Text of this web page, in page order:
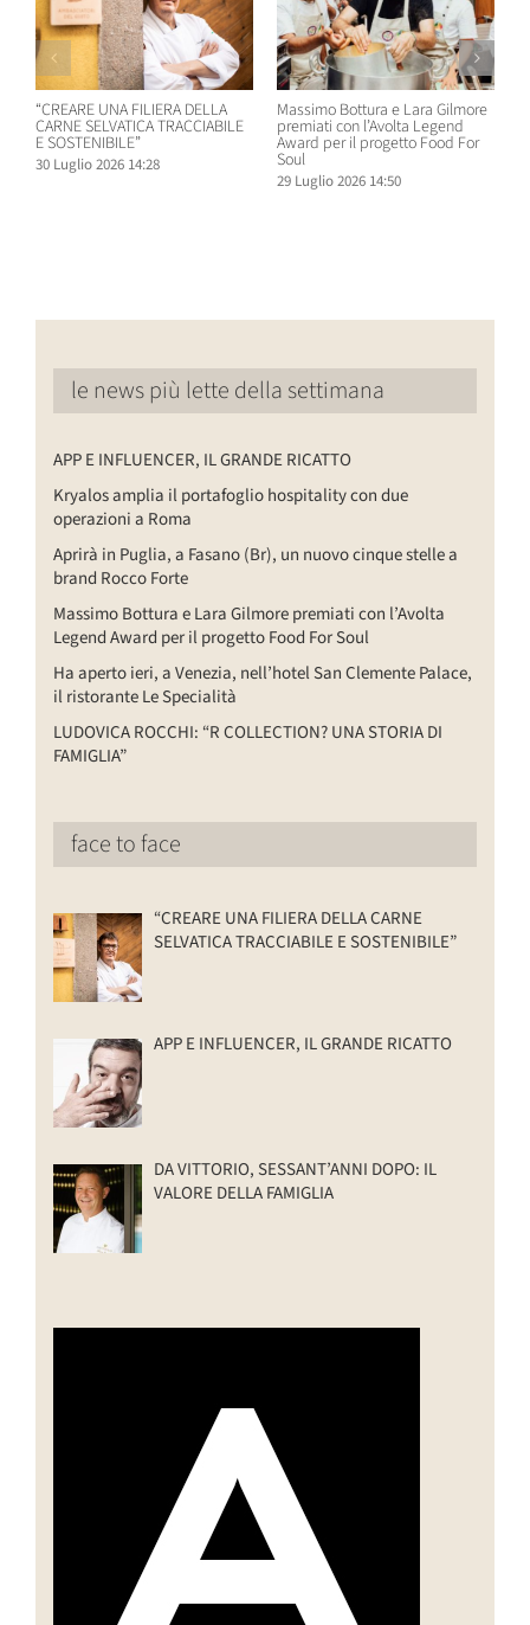
“CREARE UNA FILIERA DELLA
CARNE SELVATICA TRACCIABILE
E SOSTENIBILE”
30 Luglio 2026 14:28
Massimo Bottura e Lara Gilmore
premiati con l’Avolta Legend
Award per il progetto Food For
Soul
29 Luglio 2026 14:50
le news più lette della settimana
APP E INFLUENCER, IL GRANDE RICATTO
Kryalos amplia il portafoglio hospitality con due
operazioni a Roma
Aprirà in Puglia, a Fasano (Br), un nuovo cinque stelle a
brand Rocco Forte
Massimo Bottura e Lara Gilmore premiati con l’Avolta
Legend Award per il progetto Food For Soul
Ha aperto ieri, a Venezia, nell’hotel San Clemente Palace,
il ristorante Le Specialità
LUDOVICA ROCCHI: “R COLLECTION? UNA STORIA DI
FAMIGLIA”
face to face
“CREARE UNA FILIERA DELLA CARNE
SELVATICA TRACCIABILE E SOSTENIBILE”
APP E INFLUENCER, IL GRANDE RICATTO
DA VITTORIO, SESSANT’ANNI DOPO: IL
VALORE DELLA FAMIGLIA